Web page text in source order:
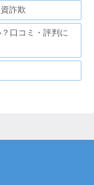
詐欺
口コミ・評判に